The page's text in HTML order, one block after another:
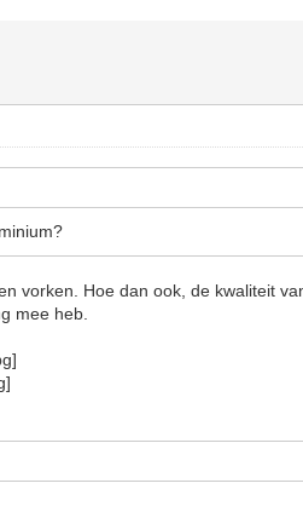
vorken. Hoe dan ook, de kwaliteit
mee heb.